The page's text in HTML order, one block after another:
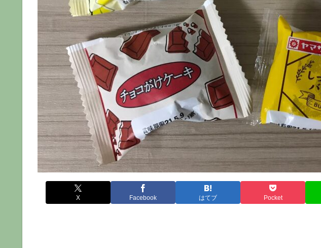
X Facebook はてブ Pocket